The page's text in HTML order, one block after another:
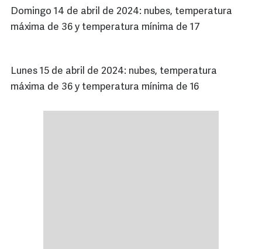
Domingo 14 de abril de 2024: nubes, temperatura
máxima de 36 y temperatura mínima de 17
Lunes 15 de abril de 2024: nubes, temperatura
máxima de 36 y temperatura mínima de 16